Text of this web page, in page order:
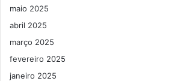
maio 2025
abril 2025
março 2025
fevereiro 2025
janeiro 2025